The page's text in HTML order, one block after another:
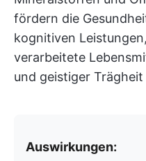
fördern die
kognitiven
verarbeitete
und geistiger
Auswirkungen: